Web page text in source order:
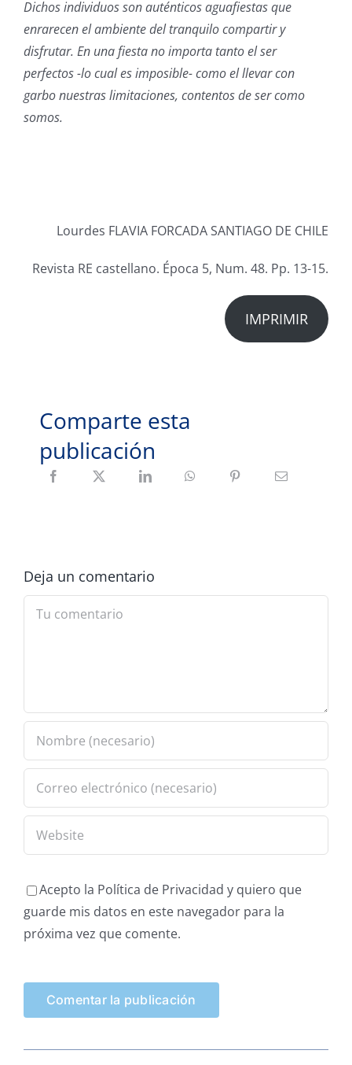
Dichos individuos son auténticos aguafiestas que
enrarecen el ambiente del tranquilo compartir y
disfrutar. En una fiesta no importa tanto el ser
perfectos -lo cual es imposible- como el llevar con
garbo nuestras limitaciones, contentos de ser como
somos.
Lourdes FLAVIA FORCADA SANTIAGO DE CHILE
Revista RE castellano. Época 5, Num. 48. Pp. 13-15.
IMPRIMIR
Comparte esta
publicación
Deja un comentario
Comment
Acepto la Política de Privacidad y quiero que
guarde mis datos en este navegador para la
próxima vez que comente.